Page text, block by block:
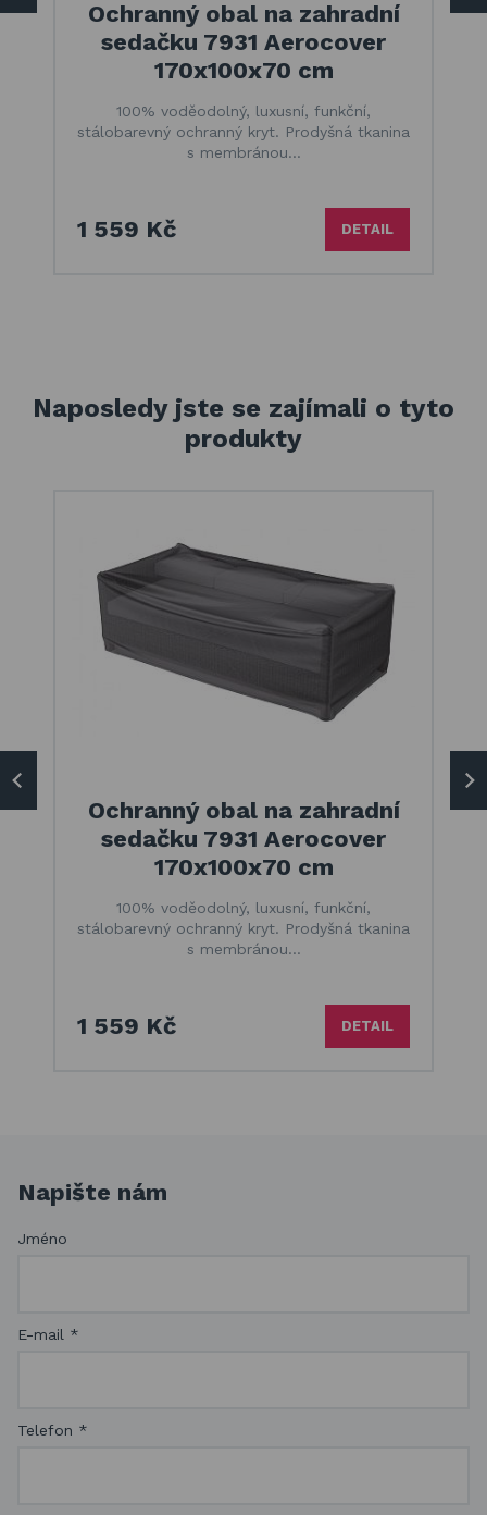
Ochranný obal na zahradní
sedačku 7931 Aerocover
170x100x70 cm
100% voděodolný, luxusní, funkční,
stálobarevný ochranný kryt. Prodyšná tkanina
s membránou…
1 559 Kč DETAIL
Naposledy jste se zajímali o tyto
produkty
Ochranný obal na zahradní
sedačku 7931 Aerocover
170x100x70 cm
100% voděodolný, luxusní, funkční,
stálobarevný ochranný kryt. Prodyšná tkanina
s membránou…
1 559 Kč DETAIL
Napište nám
Jméno
E-mail *
Telefon *